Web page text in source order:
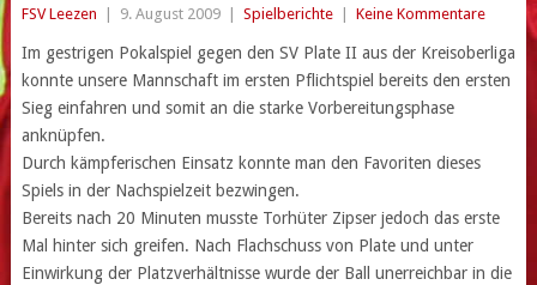
FSV Leezen 9. August 2009 Spielberichte Keine Kommentare
Im gestrigen Pokalspiel gegen den SV Plate II aus der Kreisoberliga
konnte unsere Mannschaft im ersten Pflichtspiel bereits den ersten
Sieg einfahren und somit an die starke Vorbereitungsphase
anknüpfen.
Durch kämpferischen Einsatz konnte man den Favoriten dieses
Spiels in der Nachspielzeit bezwingen.
Bereits nach 20 Minuten musste Torhüter Zipser jedoch das erste
Mal hinter sich greifen. Nach Flachschuss von Plate und unter
Einwirkung der Platzverhältnisse wurde der Ball unerreichbar in die